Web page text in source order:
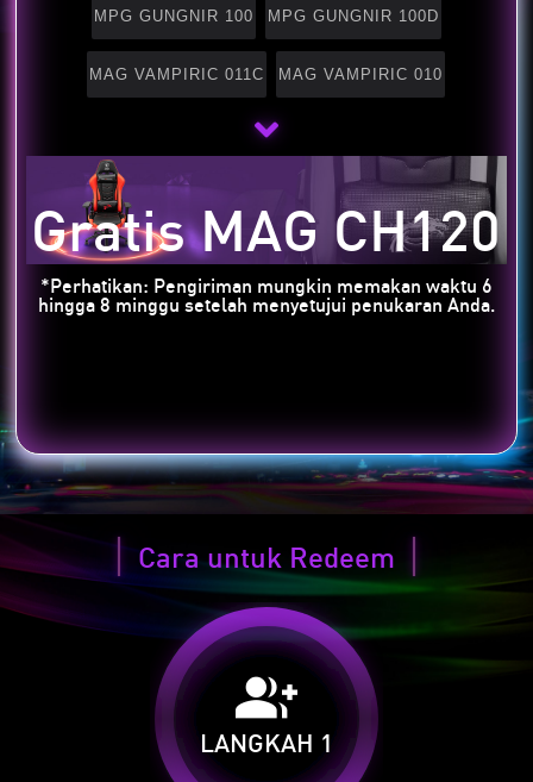
MPG GUNGNIR 100 MPG GUNGNIR 100D
MAG VAMPIRIC 011C MAG VAMPIRIC 010
Gratis MAG CH120
*Perhatikan: Pengiriman mungkin memakan waktu 6
hingga 8 minggu setelah menyetujui penukaran Anda.
Cara untuk Redeem
group_add
LANGKAH 1